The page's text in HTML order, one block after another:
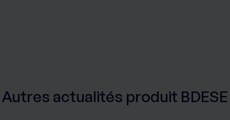
Autres actualités produit BDESE